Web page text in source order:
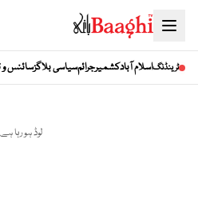
ٹرینڈنگاسلام آبادکشمیرجرائمسیاسی بلاگزسائنس و
لوڈ ہو رہا